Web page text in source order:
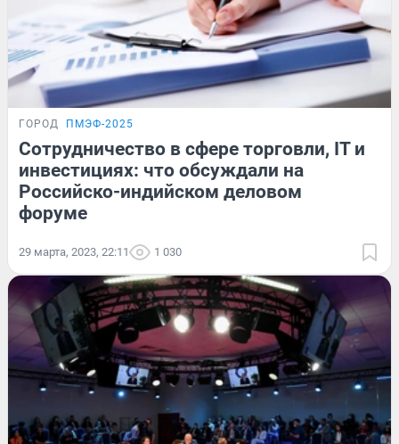
ГОРОД ПМЭФ-2025
Сотрудничество в сфере торговли, IT и
инвестициях: что обсуждали на
Российско-индийском деловом
форуме
29 марта, 2023, 22:11 1 030